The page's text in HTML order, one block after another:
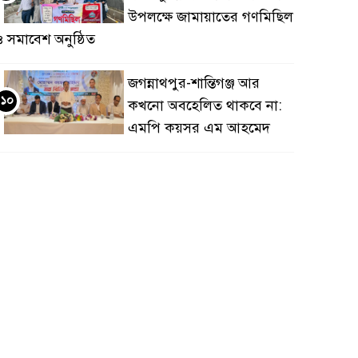
উপলক্ষে জামায়াতের গণমিছিল
সমাবেশ অনুষ্ঠিত
জগন্নাথপুর-শান্তিগঞ্জ আর
কখনো অবহেলিত থাকবে না:
এমপি কয়সর এম আহমেদ
১০